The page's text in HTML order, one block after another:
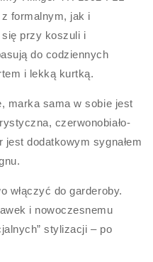
formalnym, jak i
przy koszuli i
do codziennych
i lekką kurtką.
marka sama w sobie jest
czerwonobiało-
dodatkowym sygnałem
włączyć do garderoby.
i nowoczesnemu
stylizacji – po